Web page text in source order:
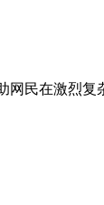
民在激烈复